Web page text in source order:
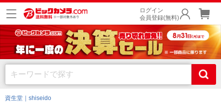
ログイン
会員登録(無料)
資生堂｜shiseido